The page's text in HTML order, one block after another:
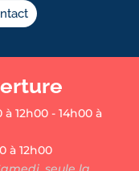
12h00 - 14h00 à
à 12h00